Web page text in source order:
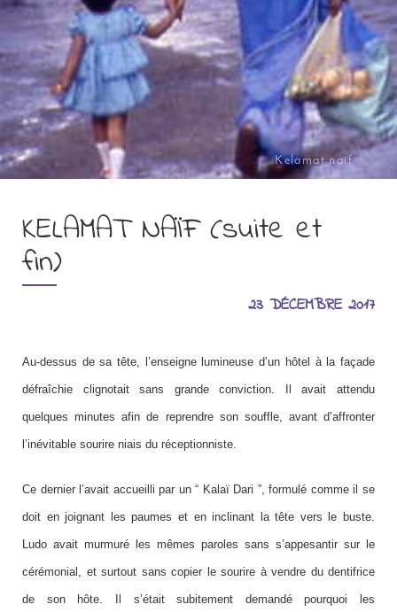
Kelamat naïf
KELAMAT NAÏF (suite et
fin)
23 DÉCEMBRE 2017
Au-dessus de sa tête, l’enseigne lumineuse d’un hôtel à la façade
défraîchie clignotait sans grande conviction. Il avait attendu
quelques minutes afin de reprendre son souffle, avant d’affronter
l’inévitable sourire niais du réceptionniste.
Ce dernier l’avait accueilli par un “ Kalaï Dari ”, formulé comme il se
doit en joignant les paumes et en inclinant la tête vers le buste.
Ludo avait murmuré les mêmes paroles sans s’appesantir sur le
cérémonial, et surtout sans copier le sourire à vendre du dentifrice
de son hôte. Il s’était subitement demandé pourquoi les